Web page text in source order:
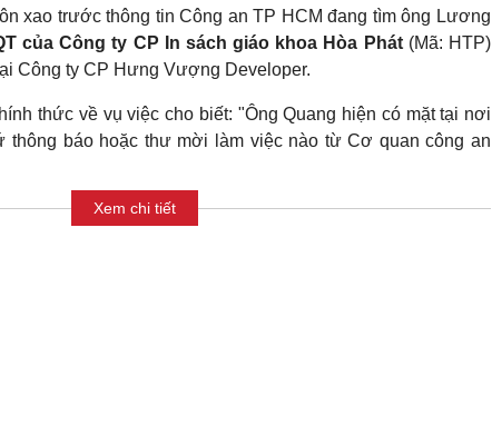
xao trước thông tin Công an TP HCM đang tìm ông Lương
của Công ty CP In sách giáo khoa Hòa Phát(Mã: HTP)
Công ty CP Hưng Vượng Developer.
thức về vụ việc cho biết: "Ông Quang hiện có mặt tại nơi
báo hoặc thư mời làm việc nào từ Cơ quan công an
Xem chi tiết